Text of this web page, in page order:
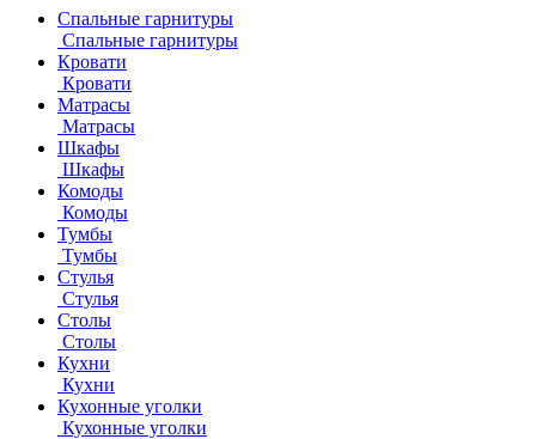
Спальные гарнитуры
Спальные гарнитуры
Кровати
Кровати
Матрасы
Матрасы
Шкафы
Шкафы
Комоды
Комоды
Тумбы
Тумбы
Стулья
Стулья
Столы
Столы
Кухни
Кухни
Кухонные уголки
Кухонные уголки